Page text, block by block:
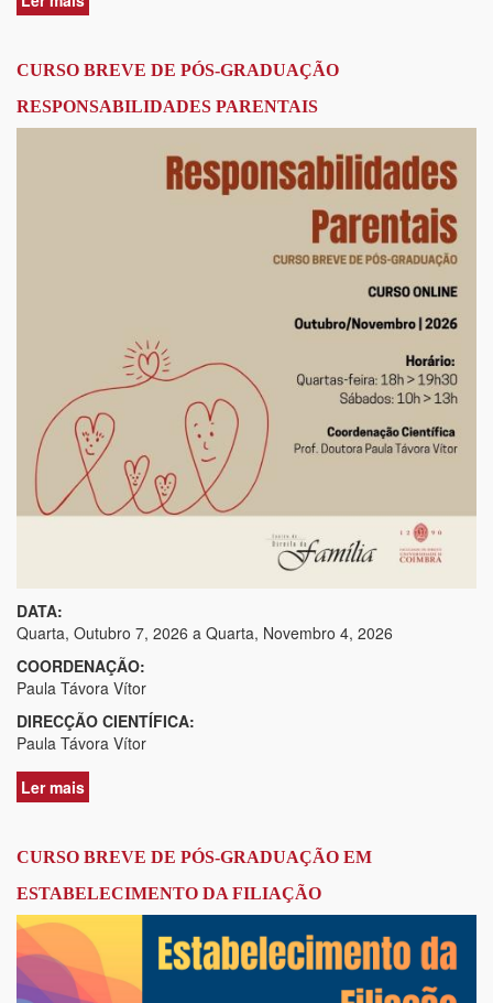
de
BREVE
PÓS-
GRADUAÇÃO
CURSO BREVE DE PÓS-GRADUAÇÃO
RESPONSABILIDADES PARENTAIS
DATA:
Quarta, Outubro 7, 2026 a Quarta, Novembro 4, 2026
COORDENAÇÃO:
Paula Távora Vítor
DIRECÇÃO CIENTÍFICA:
Paula Távora Vítor
Ler mais
de
BREVE
PÓS-
GRADUAÇÃO
RESPONSABILIDADES
PARENTAIS
CURSO BREVE DE PÓS-GRADUAÇÃO EM
ESTABELECIMENTO DA FILIAÇÃO